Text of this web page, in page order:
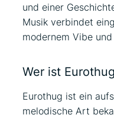
und einer
Musik verbindet
modernem Vibe
Wer ist
Eurothug ist ein
melodische Art